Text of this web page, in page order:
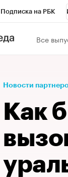
Подписка на РБК
РБК Вино
Проверка
Все
Новости
Как